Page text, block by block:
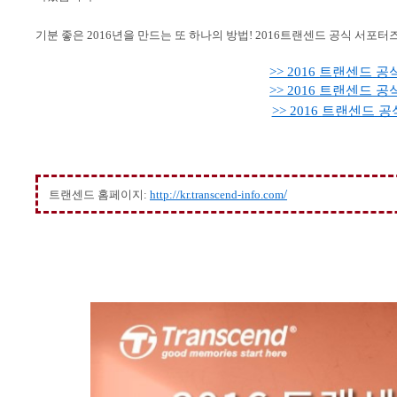
기분 좋은 2016년을 만드는 또 하나의 방법 ! 2016 트랜센드 공식 서포터
>> 2016 트랜센드 공
>> 2016 트랜센드 공
>> 2016 트랜센드 공
트랜센드 홈페이지 : http://kr.transcend-info.com/